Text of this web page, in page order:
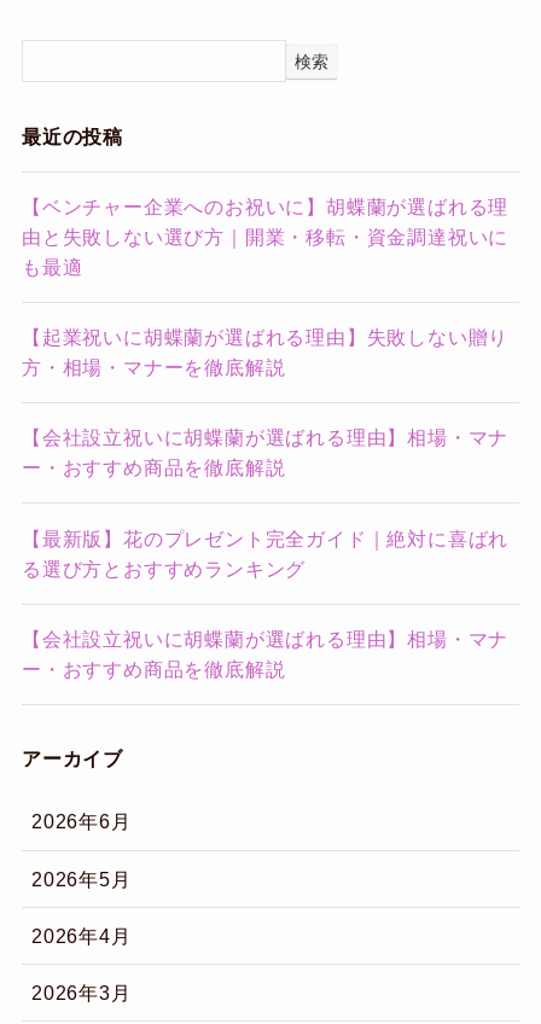
検索
最近の投稿
【ベンチャー企業へのお祝いに】胡蝶蘭が選ばれる理
由と失敗しない選び方｜開業・移転・資金調達祝いに
も最適
【起業祝いに胡蝶蘭が選ばれる理由】失敗しない贈り
方・相場・マナーを徹底解説
【会社設立祝いに胡蝶蘭が選ばれる理由】相場・マナ
ー・おすすめ商品を徹底解説
【最新版】花のプレゼント完全ガイド｜絶対に喜ばれ
る選び方とおすすめランキング
【会社設立祝いに胡蝶蘭が選ばれる理由】相場・マナ
ー・おすすめ商品を徹底解説
アーカイブ
2026年6月
2026年5月
2026年4月
2026年3月